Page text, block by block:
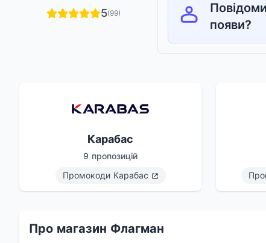
5(99)
появи?
Карабас
9 пропозицій
Промокоди Карабас
Про магазин Флагман